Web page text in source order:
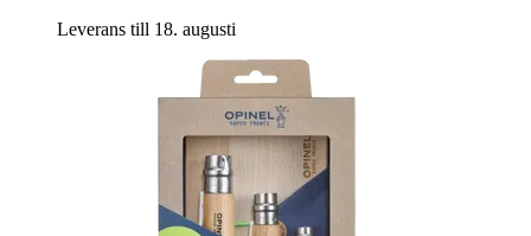
Leverans till 18. augusti